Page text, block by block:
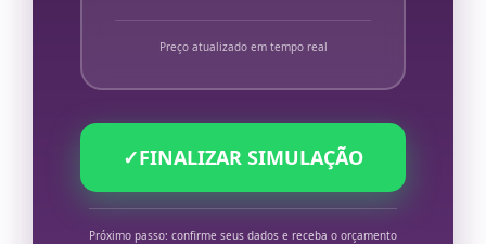
Preço atualizado em tempo real
✓FINALIZAR SIMULAÇÃO
Próximo passo: confirme seus dados e receba o orçamento